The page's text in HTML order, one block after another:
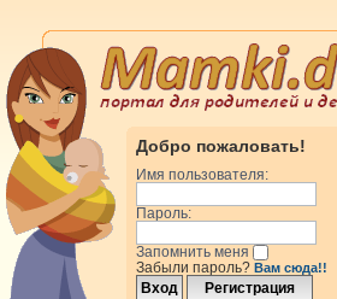
Добро пожаловать!
Имя пользователя:
Пароль:
Запомнить меня
Забыли пароль? Вам сюда!!